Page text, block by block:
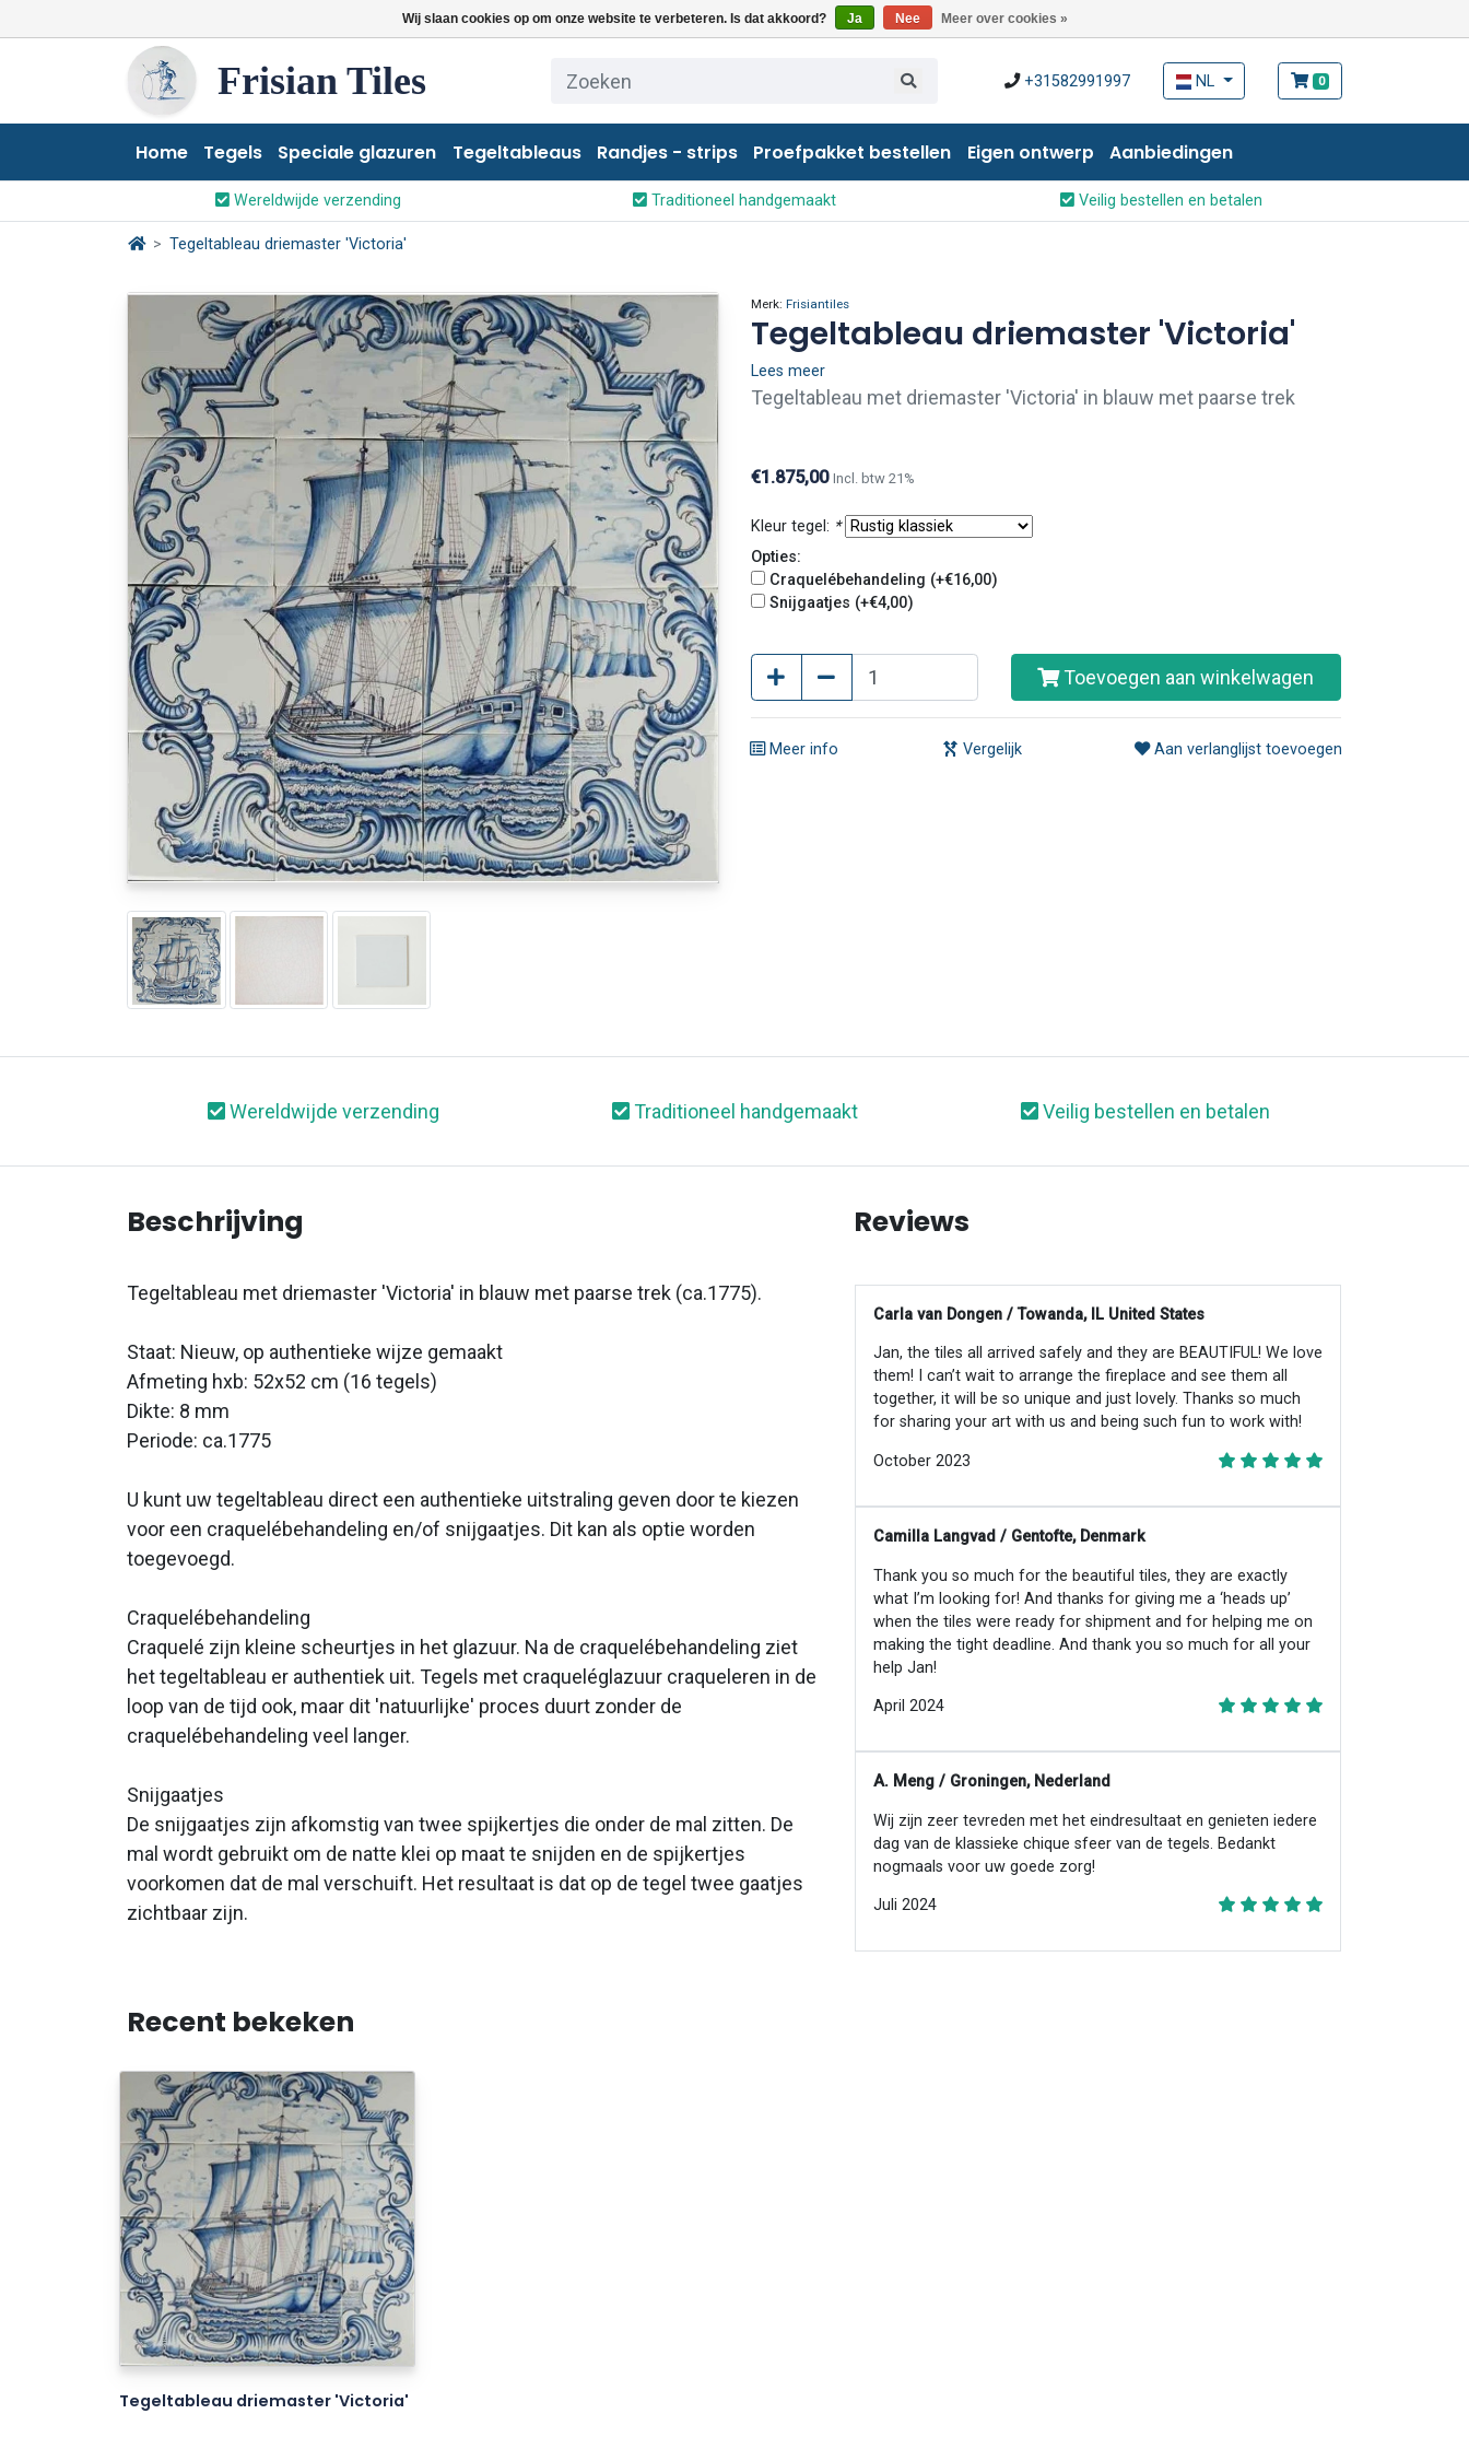
Wij slaan cookies op om onze website te verbeteren. Is dat akkoord? Ja Nee Meer over cookies »
Frisian Tiles +31582991997 NL 0
Home Tegels Speciale glazuren Tegeltableaus Randjes - strips Proefpakket bestellen Eigen ontwerp Aanbiedingen
Wereldwijde verzending Traditioneel handgemaakt Veilig bestellen en betalen
Tegeltableau driemaster 'Victoria'
Merk: Frisiantiles
Tegeltableau driemaster 'Victoria'
Lees meer
Tegeltableau met driemaster 'Victoria' in blauw met paarse trek
€1.875,00 Incl. btw 21%
Kleur tegel: *
Opties:
Craquelébehandeling (+€16,00)
Snijgaatjes (+€4,00)
Toevoegen aan winkelwagen
Meer info Vergelijk Aan verlanglijst toevoegen
Wereldwijde verzending Traditioneel handgemaakt Veilig bestellen en betalen
Beschrijving
Tegeltableau met driemaster 'Victoria' in blauw met paarse trek (ca.1775).
Staat: Nieuw, op authentieke wijze gemaakt
Afmeting hxb: 52x52 cm (16 tegels)
Dikte: 8 mm
Periode: ca.1775
U kunt uw tegeltableau direct een authentieke uitstraling geven door te kiezen
voor een craquelébehandeling en/of snijgaatjes. Dit kan als optie worden
toegevoegd.
Craquelébehandeling
Craquelé zijn kleine scheurtjes in het glazuur. Na de craquelébehandeling ziet
het tegeltableau er authentiek uit. Tegels met craqueléglazuur craqueleren in de
loop van de tijd ook, maar dit 'natuurlijke' proces duurt zonder de
craquelébehandeling veel langer.
Snijgaatjes
De snijgaatjes zijn afkomstig van twee spijkertjes die onder de mal zitten. De
mal wordt gebruikt om de natte klei op maat te snijden en de spijkertjes
voorkomen dat de mal verschuift. Het resultaat is dat op de tegel twee gaatjes
zichtbaar zijn.
Reviews
Carla van Dongen / Towanda, IL United States
Jan, the tiles all arrived safely and they are BEAUTIFUL! We love
them! I can’t wait to arrange the fireplace and see them all
together, it will be so unique and just lovely. Thanks so much
for sharing your art with us and being such fun to work with!
October 2023
Camilla Langvad / Gentofte, Denmark
Thank you so much for the beautiful tiles, they are exactly
what I’m looking for! And thanks for giving me a ‘heads up’
when the tiles were ready for shipment and for helping me on
making the tight deadline. And thank you so much for all your
help Jan!
April 2024
A. Meng / Groningen, Nederland
Wij zijn zeer tevreden met het eindresultaat en genieten iedere
dag van de klassieke chique sfeer van de tegels. Bedankt
nogmaals voor uw goede zorg!
Juli 2024
Recent bekeken
Tegeltableau driemaster 'Victoria'